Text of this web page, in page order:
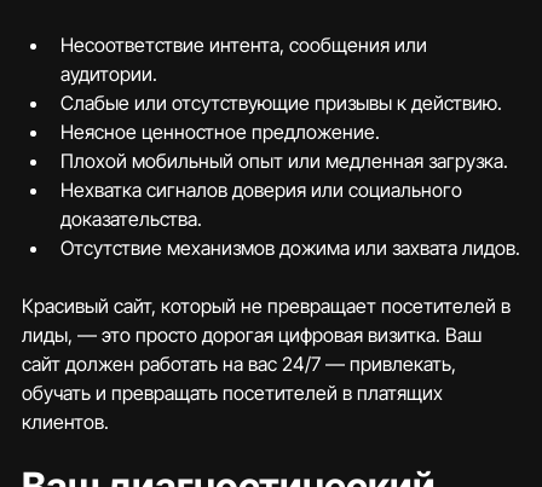
Несоответствие интента, сообщения или
аудитории.
Слабые или отсутствующие призывы к действию.
Неясное ценностное предложение.
Плохой мобильный опыт или медленная загрузка.
Нехватка сигналов доверия или социального
доказательства.
Отсутствие механизмов дожима или захвата лидов.
Красивый сайт, который не превращает посетителей в
лиды, — это просто дорогая цифровая визитка. Ваш
сайт должен работать на вас 24/7 — привлекать,
обучать и превращать посетителей в платящих
клиентов.